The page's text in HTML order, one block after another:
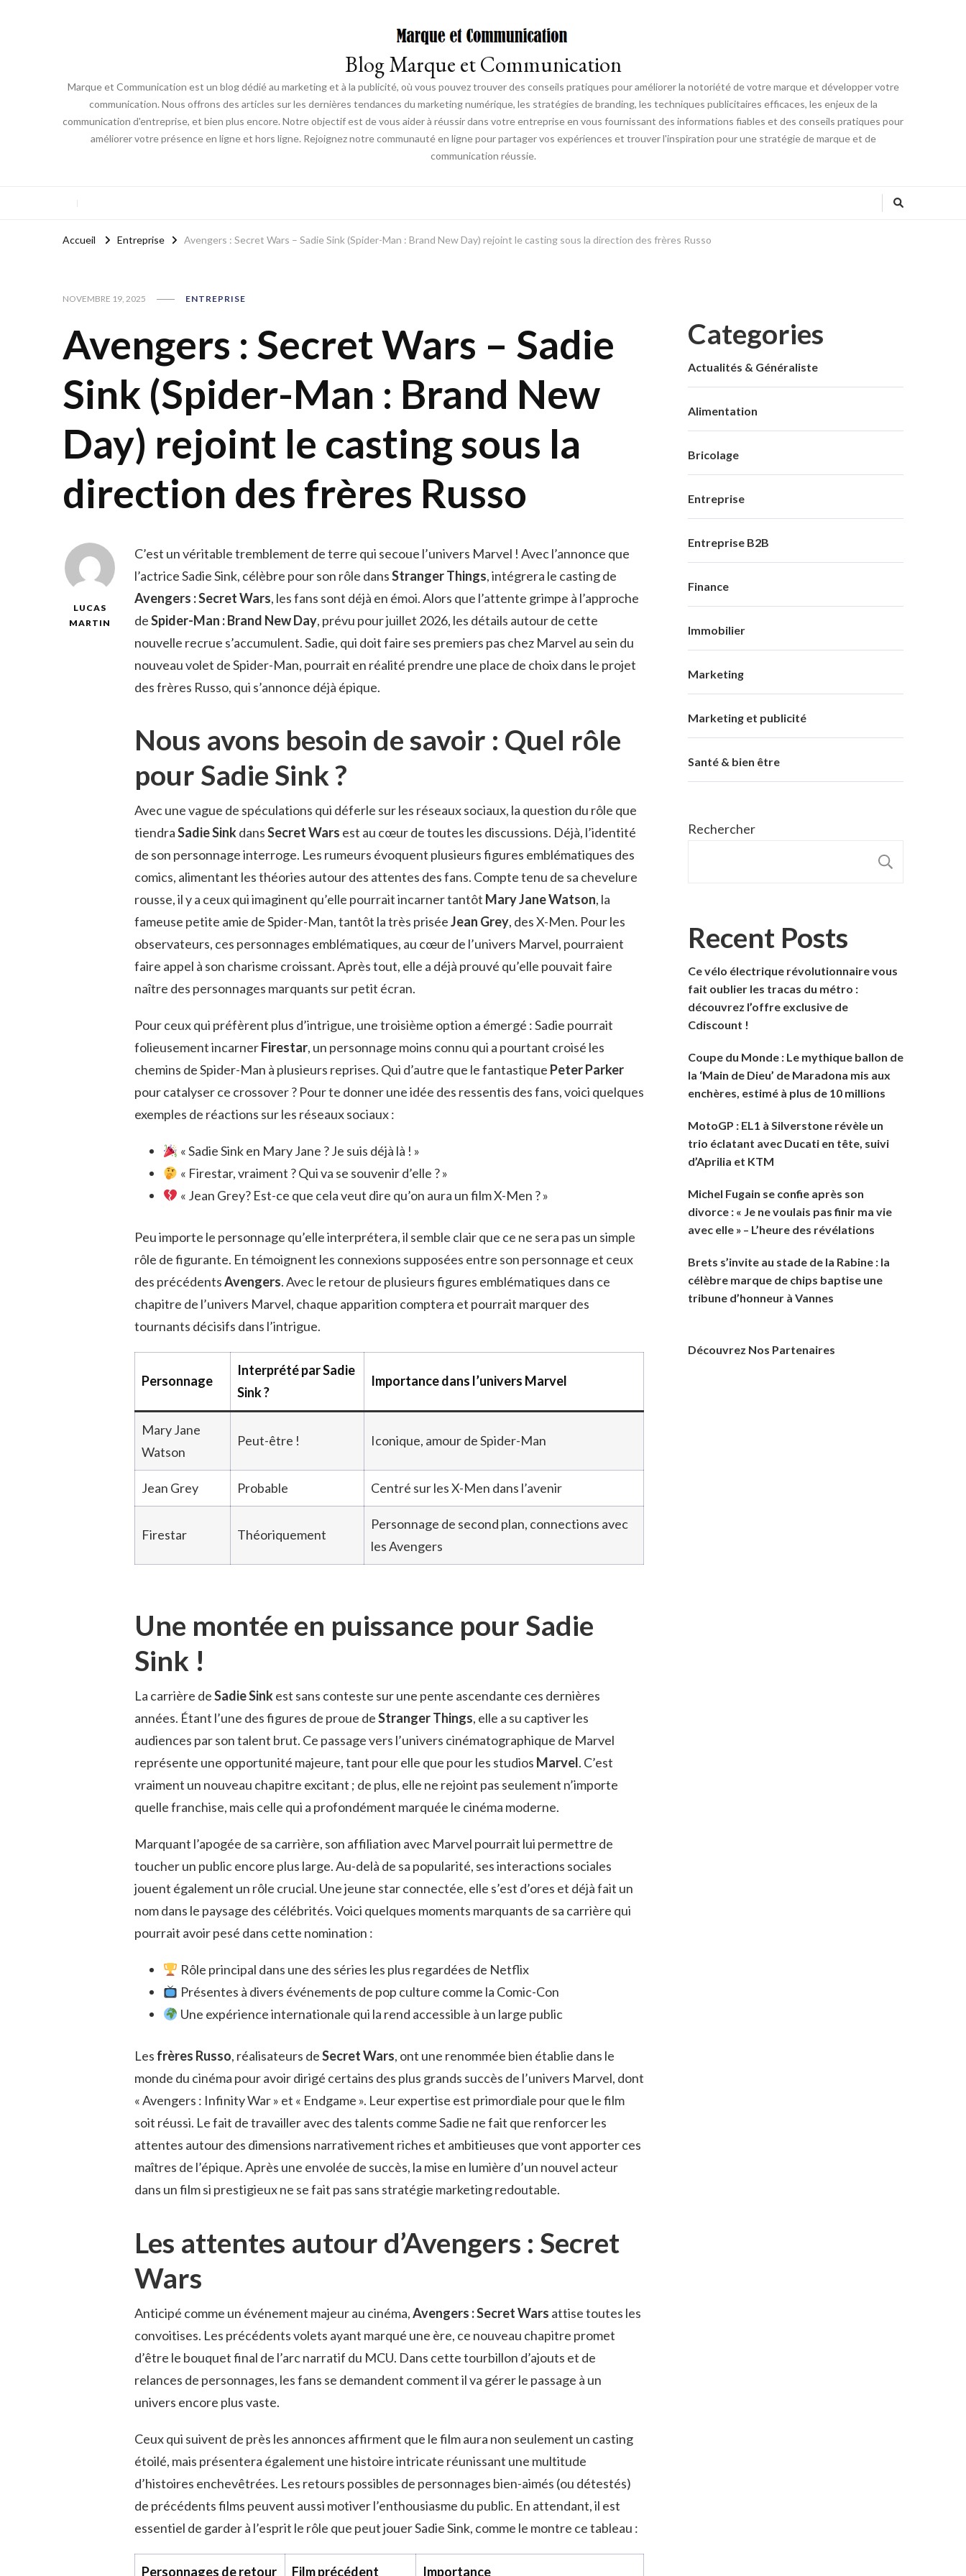
Blog Marque et Communication
Marque et Communication est un blog dédié au marketing et à la publicité, où vous pouvez trouver des conseils pratiques pour améliorer la notoriété de votre marque et développer votre
communication. Nous offrons des articles sur les dernières tendances du marketing numérique, les stratégies de branding, les techniques publicitaires efficaces, les enjeux de la
communication d'entreprise, et bien plus encore. Notre objectif est de vous aider à réussir dans votre entreprise en vous fournissant des informations fiables et des conseils pratiques pour
améliorer votre présence en ligne et hors ligne. Rejoignez notre communauté en ligne pour partager vos expériences et trouver l'inspiration pour une stratégie de marque et de
communication réussie.
Accueil Entreprise Avengers : Secret Wars – Sadie Sink (Spider-Man : Brand New Day) rejoint le casting sous la direction des frères Russo
NOVEMBRE 19, 2025 ENTREPRISE
Avengers : Secret Wars – Sadie
Sink (Spider-Man : Brand New
Day) rejoint le casting sous la
direction des frères Russo
LUCAS
MARTIN
C’est un véritable tremblement de terre qui secoue l’univers Marvel ! Avec l’annonce que
l’actrice Sadie Sink, célèbre pour son rôle dansStranger Things, intégrera le casting de
Avengers : Secret Wars, les fans sont déjà en émoi. Alors que l’attente grimpe à l’approche
deSpider-Man : Brand New Day, prévu pour juillet 2026, les détails autour de cette
nouvelle recrue s’accumulent. Sadie, qui doit faire ses premiers pas chez Marvel au sein du
nouveau volet de Spider-Man, pourrait en réalité prendre une place de choix dans le projet
des frères Russo, qui s’annonce déjà épique.
Nous avons besoin de savoir : Quel rôle
pour Sadie Sink ?
Avec une vague de spéculations qui déferle sur les réseaux sociaux, la question du rôle que
tiendraSadie SinkdansSecret Wars est au cœur de toutes les discussions. Déjà, l’identité
de son personnage interroge. Les rumeurs évoquent plusieurs figures emblématiques des
comics, alimentant les théories autour des attentes des fans. Compte tenu de sa chevelure
rousse, il y a ceux qui imaginent qu’elle pourrait incarner tantôt Mary Jane Watson, la
fameuse petite amie de Spider-Man, tantôt la très priséeJean Grey, des X-Men. Pour les
observateurs, ces personnages emblématiques, au cœur de l’univers Marvel, pourraient
faire appel à son charisme croissant. Après tout, elle a déjà prouvé qu’elle pouvait faire
naître des personnages marquants sur petit écran.
Pour ceux qui préfèrent plus d’intrigue, une troisième option a émergé : Sadie pourrait
folieusement incarnerFirestar, un personnage moins connu qui a pourtant croisé les
chemins de Spider-Man à plusieurs reprises. Qui d’autre que le fantastique Peter Parker
pour catalyser ce crossover ? Pour te donner une idée des ressentis des fans, voici quelques
exemples de réactions sur les réseaux sociaux :
« Sadie Sink en Mary Jane ? Je suis déjà là ! »
« Firestar, vraiment ? Qui va se souvenir d’elle ? »
« Jean Grey? Est-ce que cela veut dire qu’on aura un film X-Men ? »
Peu importe le personnage qu’elle interprétera, il semble clair que ce ne sera pas un simple
rôle de figurante. En témoignent les connexions supposées entre son personnage et ceux
des précédentsAvengers. Avec le retour de plusieurs figures emblématiques dans ce
chapitre de l’univers Marvel, chaque apparition comptera et pourrait marquer des
tournants décisifs dans l’intrigue.
Personnage
Interprété par Sadie
Sink ?
Importance dans l’univers Marvel
Mary Jane
Watson
Peut-être ! Iconique, amour de Spider-Man
Jean Grey Probable Centré sur les X-Men dans l’avenir
Firestar Théoriquement
Personnage de second plan, connections avec
les Avengers
Une montée en puissance pour Sadie
Sink !
La carrière deSadie Sinkest sans conteste sur une pente ascendante ces dernières
années. Étant l’une des figures de proue deStranger Things, elle a su captiver les
audiences par son talent brut. Ce passage vers l’univers cinématographique de Marvel
représente une opportunité majeure, tant pour elle que pour les studios Marvel. C’est
vraiment un nouveau chapitre excitant ; de plus, elle ne rejoint pas seulement n’importe
quelle franchise, mais celle qui a profondément marquée le cinéma moderne.
Marquant l’apogée de sa carrière, son affiliation avec Marvel pourrait lui permettre de
toucher un public encore plus large. Au-delà de sa popularité, ses interactions sociales
jouent également un rôle crucial. Une jeune star connectée, elle s’est d’ores et déjà fait un
nom dans le paysage des célébrités. Voici quelques moments marquants de sa carrière qui
pourrait avoir pesé dans cette nomination :
Rôle principal dans une des séries les plus regardées de Netflix
Présentes à divers événements de pop culture comme la Comic-Con
Une expérience internationale qui la rend accessible à un large public
Les frères Russo, réalisateurs deSecret Wars, ont une renommée bien établie dans le
monde du cinéma pour avoir dirigé certains des plus grands succès de l’univers Marvel, dont
« Avengers : Infinity War » et « Endgame ». Leur expertise est primordiale pour que le film
soit réussi. Le fait de travailler avec des talents comme Sadie ne fait que renforcer les
attentes autour des dimensions narrativement riches et ambitieuses que vont apporter ces
maîtres de l’épique. Après une envolée de succès, la mise en lumière d’un nouvel acteur
dans un film si prestigieux ne se fait pas sans stratégie marketing redoutable.
Les attentes autour d’Avengers : Secret
Wars
Anticipé comme un événement majeur au cinéma,Avengers : Secret Wars attise toutes les
convoitises. Les précédents volets ayant marqué une ère, ce nouveau chapitre promet
d’être le bouquet final de l’arc narratif du MCU. Dans cette tourbillon d’ajouts et de
relances de personnages, les fans se demandent comment il va gérer le passage à un
univers encore plus vaste.
Ceux qui suivent de près les annonces affirment que le film aura non seulement un casting
étoilé, mais présentera également une histoire intricate réunissant une multitude
d’histoires enchevêtrées. Les retours possibles de personnages bien-aimés (ou détestés)
de précédents films peuvent aussi motiver l’enthousiasme du public. En attendant, il est
essentiel de garder à l’esprit le rôle que peut jouer Sadie Sink, comme le montre ce tableau :
Personnages de retour Film précédent Importance
Categories
Actualités & Généraliste
Alimentation
Bricolage
Entreprise
Entreprise B2B
Finance
Immobilier
Marketing
Marketing et publicité
Santé & bien être
Rechercher
Recent Posts
Ce vélo électrique révolutionnaire vous
fait oublier les tracas du métro :
découvrez l’offre exclusive de
Cdiscount !
Coupe du Monde : Le mythique ballon de
la ‘Main de Dieu’ de Maradona mis aux
enchères, estimé à plus de 10 millions
MotoGP : EL1 à Silverstone révèle un
trio éclatant avec Ducati en tête, suivi
d’Aprilia et KTM
Michel Fugain se confie après son
divorce : « Je ne voulais pas finir ma vie
avec elle » – L’heure des révélations
Brets s’invite au stade de la Rabine : la
célèbre marque de chips baptise une
tribune d’honneur à Vannes
Découvrez Nos Partenaires